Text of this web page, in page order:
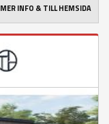
MER INFO & TILL HEMSIDA